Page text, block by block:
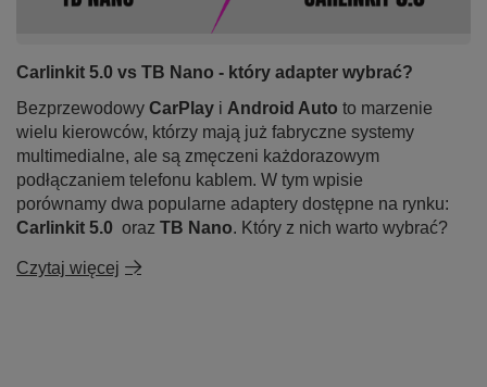
Carlinkit 5.0 vs TB Nano - który adapter wybrać?
Bezprzewodowy CarPlay i Android Auto to marzenie
wielu kierowców, którzy mają już fabryczne systemy
multimedialne, ale są zmęczeni każdorazowym
podłączaniem telefonu kablem. W tym wpisie
porównamy dwa popularne adaptery dostępne na rynku:
Carlinkit 5.0 oraz TB Nano. Który z nich warto wybrać?
Czytaj więcej